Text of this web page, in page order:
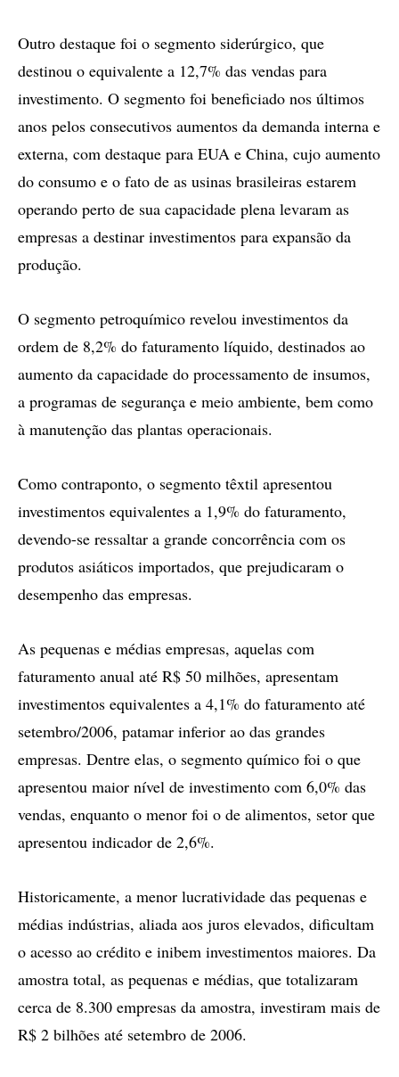
Outro destaque foi o segmento siderúrgico, que
destinou o equivalente a 12,7% das vendas para
investimento. O segmento foi beneficiado nos últimos
anos pelos consecutivos aumentos da demanda interna e
externa, com destaque para EUA e China, cujo aumento
do consumo e o fato de as usinas brasileiras estarem
operando perto de sua capacidade plena levaram as
empresas a destinar investimentos para expansão da
produção.
O segmento petroquímico revelou investimentos da
ordem de 8,2% do faturamento líquido, destinados ao
aumento da capacidade do processamento de insumos,
a programas de segurança e meio ambiente, bem como
à manutenção das plantas operacionais.
Como contraponto, o segmento têxtil apresentou
investimentos equivalentes a 1,9% do faturamento,
devendo-se ressaltar a grande concorrência com os
produtos asiáticos importados, que prejudicaram o
desempenho das empresas.
As pequenas e médias empresas, aquelas com
faturamento anual até R$ 50 milhões, apresentam
investimentos equivalentes a 4,1% do faturamento até
setembro/2006, patamar inferior ao das grandes
empresas. Dentre elas, o segmento químico foi o que
apresentou maior nível de investimento com 6,0% das
vendas, enquanto o menor foi o de alimentos, setor que
apresentou indicador de 2,6%.
Historicamente, a menor lucratividade das pequenas e
médias indústrias, aliada aos juros elevados, dificultam
o acesso ao crédito e inibem investimentos maiores. Da
amostra total, as pequenas e médias, que totalizaram
cerca de 8.300 empresas da amostra, investiram mais de
R$ 2 bilhões até setembro de 2006.